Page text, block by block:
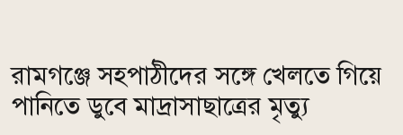
রামগঞ্জে সহপাঠীদের সঙ্গে খেলতে গিয়ে
পানিতে ডুবে মাদ্রাসাছাত্রের মৃত্যু